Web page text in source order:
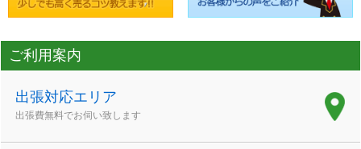
ご利用案内
出張対応エリア
出張費無料でお伺い致します